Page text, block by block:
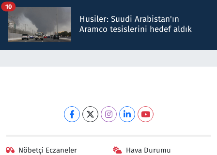
Husiler: Suudi Arabistan'ın
Aramco tesislerini hedef aldık
10
Nöbetçi Eczaneler Hava Durumu